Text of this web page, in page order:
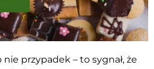
przypadek – to sygnał, że